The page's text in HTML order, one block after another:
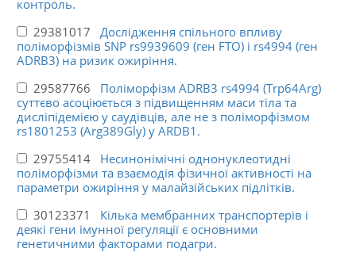
контроль.
29381017 Дослідження спільного впливу
поліморфізмів SNP rs9939609 (ген FTO) і rs4994 (ген
ADRB3) на ризик ожиріння.
29587766 Поліморфізм ADRB3 rs4994 (Trp64Arg)
суттєво асоціюється з підвищенням маси тіла та
дисліпідемією у саудівців, але не з поліморфізмом
rs1801253 (Arg389Gly) у ARDB1.
29755414 Несинонімічні однонуклеотидні
поліморфізми та взаємодія фізичної активності на
параметри ожиріння у малайзійських підлітків.
30123371 Кілька мембранних транспортерів і
деякі гени імунної регуляції є основними
генетичними факторами подагри.